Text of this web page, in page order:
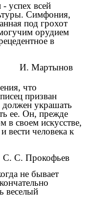
успех всей
Симфония,
под грохот
орудием
в
И. Мартынов
что
призван
украшать
ее. Он, прежде
в своем искусстве,
вести человека к
С. Прокофьев
не бывает
веселый